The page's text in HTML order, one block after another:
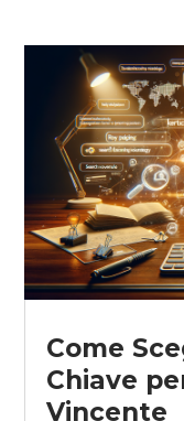
Come
Chiave
Vincente